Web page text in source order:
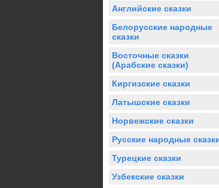
Английские сказки
Белорусские народные
сказки
Восточные сказки
(Арабские сказки)
Киргизские сказки
Латышские сказки
Норвежские сказки
Русские народные
Турецкие сказки
Узбекские сказки